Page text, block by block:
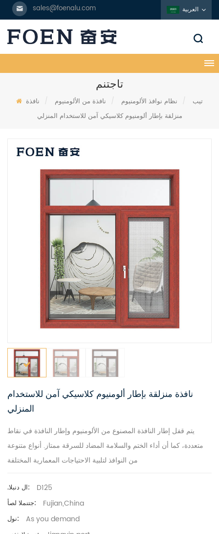
sales@foenalu.com العربية
تاجتنم
تيب / نظام نوافذ الألومنيوم / نافذة من الألومنيوم /
نافذة
منزلقة بإطار ألومنيوم كلاسيكي آمن للاستخدام المنزلي
نافذة منزلقة بإطار ألومنيوم كلاسيكي آمن للاستخدام
المنزلي
يتم قفل إطار النافذة المصنوع من الألومنيوم وإطار النافذة في نقاط
متعددة، كما أن أداء الختم والسلامة المضاد للسرقة ممتاز. أنواع متنوعة
من النوافذ لتلبية الاحتياجات المعمارية المختلفة
.ال دنبلا: D125
جتنملا لصأ: Fujian,China
نول: As you demand